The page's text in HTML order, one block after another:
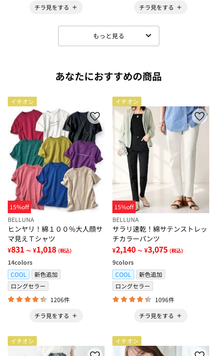
チラ見をする
チラ見をする
もっと見る
あなたにおすすめの商品
イチオシ
15%off
BELLUNA
ヒンヤリ！綿１００％大人顔サ
マ見えＴシャツ
¥831 ～ ¥1,018 (税込)
14colors
COOL
新色追加
ロングセラー
1206件
チラ見をする
イチオシ
15%off
BELLUNA
サラリ速乾！綿サテンストレッ
チカラーパンツ
¥2,140 ～ ¥3,075 (税込)
9colors
COOL
新色追加
ロングセラー
1096件
チラ見をする
イチオシ イチオシ